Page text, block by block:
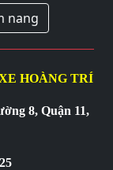
nang
HOÀNG TRÍ
8, Quận 11,